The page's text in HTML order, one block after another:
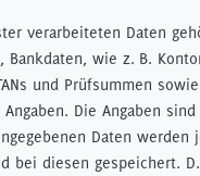
verarbeiteten Daten
wie z. B.
und Prüfsummen
Die Angaben
Daten werden
bei diesen gespeichert.